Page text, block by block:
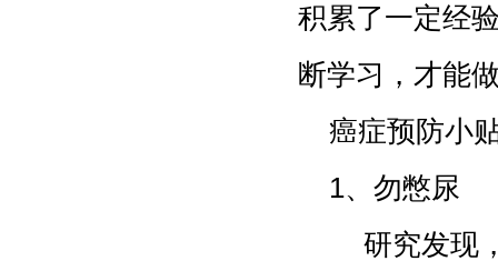
积累了一定经
断学习，才能
癌症预防小
1、勿憋尿
研究发现，